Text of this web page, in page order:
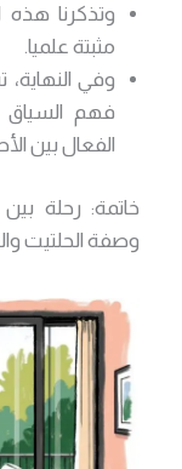
وتذكرنا هذه
مثبتة علميا.
وفي
فهم السياق
الفعال بين
خاتمة: رحلة
وصفة الحلتيت